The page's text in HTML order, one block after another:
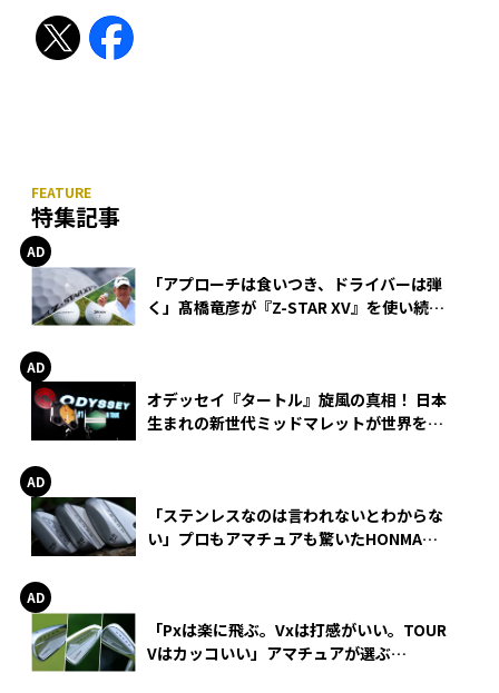
特集記事
「アプローチは食いつき、ドライバーは弾
く」髙橋竜彦が『Z-STAR XV』を使い続け
オデッセイ『タートル』旋風の真相！ 日本
生まれの新世代ミッドマレットが世界を席
「ステンレスなのは言われないとわからな
い」プロもアマチュアも驚いたHONMA
「Pxは楽に飛ぶ。Vxは打感がいい。TOUR
Vはカッコいい」アマチュアが選ぶ